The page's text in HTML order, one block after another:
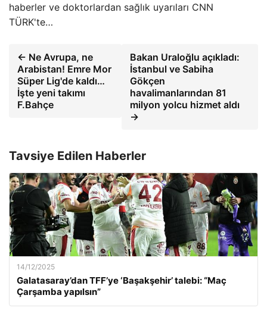
haberler ve doktorlardan sağlık uyarıları CNN
TÜRK'te…
← Ne Avrupa, ne
Arabistan! Emre Mor
Süper Lig'de kaldı…
İşte yeni takımı
F.Bahçe
Bakan Uraloğlu açıkladı:
İstanbul ve Sabiha
Gökçen
havalimanlarından 81
milyon yolcu hizmet aldı
→
Tavsiye Edilen Haberler
14/12/2025
Galatasaray’dan TFF’ye ‘Başakşehir’ talebi: “Maç
Çarşamba yapılsın”